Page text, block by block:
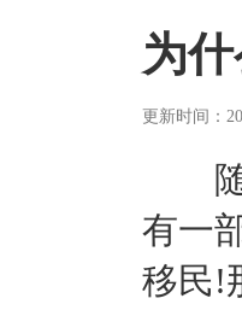
为
更新时间：
随
有一
移民!